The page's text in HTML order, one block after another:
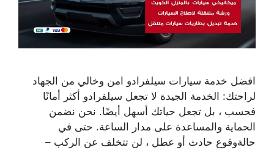
افضل خدمة سيارات سيلفرادو امن وخالي من الجهاد
لراحتك: الخدمة الجيدة لا تجعل سيلفرادو أكثر أمانًا
فحسب ، بل تجعل حياتك أسهل أيضًا. نحن نضمن
الحماية والمساعدة على مدار الساعة. حتى في
حالةوقوع حادث أو عطل ، لن تتخلف عن الركب –